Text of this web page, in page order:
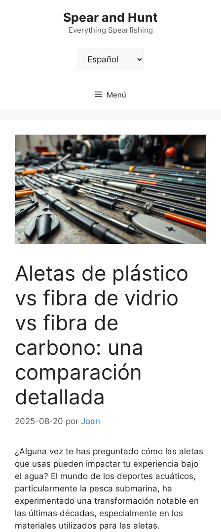
Spear and Hunt
Everything Spearfishing
Elegir
Menú
Aletas de plástico
vs fibra de vidrio
vs fibra de
carbono: una
comparación
detallada
2025-08-20 por Joan
¿Alguna vez te has preguntado cómo las aletas
que usas pueden impactar tu experiencia bajo
el agua? El mundo de los deportes acuáticos,
particularmente la pesca submarina, ha
experimentado una transformación notable en
las últimas décadas, especialmente en los
materiales utilizados para las aletas.